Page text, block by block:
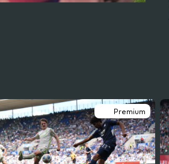
Premium